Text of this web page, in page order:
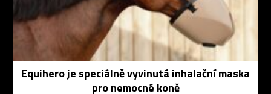
Equihero je speciálně vyvinutá inhalační maska
pro nemocné koně